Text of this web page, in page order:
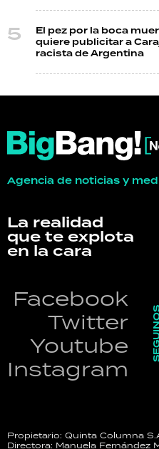
El pez por la boca
quiere publicitar a
racista de Argentina
Agencia de noticias y
La realidad
que te explota
en la cara
Facebook
Twitter
Youtube
Instagram
SEGUINOS
Propietario: Quinta Columna
Directora: Manuela Fernández